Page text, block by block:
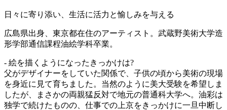
日々に寄り添い、生活に活力と愉しみを与える
広島県出身、東京都在住のアーティスト。武蔵野美術大学造
形学部通信課程油絵学科卒業。
- 絵を描くようになったきっかけは?
父がデザイナーをしていた関係で、子供の頃から美術の現場
を身近に見て育ちました。当然のように美大受験を希望しま
したが、まさかの両親猛反対で地元の普通科大学へ。油彩は
独学で続けたものの、仕事での上京をきっかけに一旦中断し